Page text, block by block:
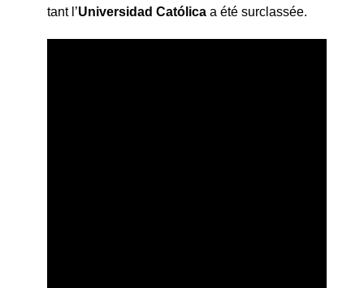
tant l’Universidad Católica a été surclassée.